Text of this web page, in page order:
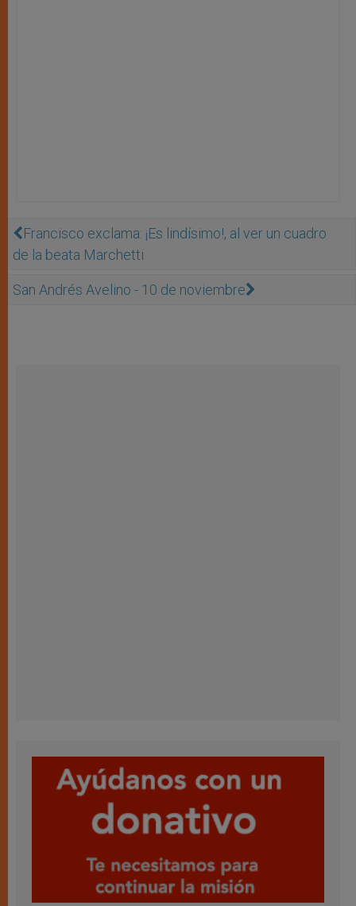
Francisco exclama: ¡Es lindísimo!, al ver un cuadro
de la beata Marchetti
San Andrés Avelino - 10 de noviembre